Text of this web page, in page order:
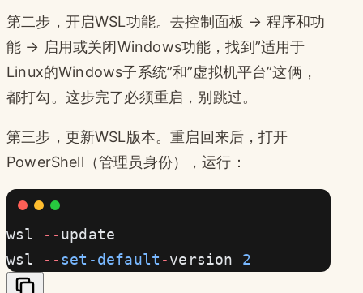
第二步，开启WSL功能。去控制面板 → 程序和功
能 → 启用或关闭Windows功能，找到”适用于
Linux的Windows子系统”和”虚拟机平台”这俩，
都打勾。这步完了必须重启，别跳过。
第三步，更新WSL版本。重启回来后，打开
PowerShell（管理员身份），运行：
wsl --update
wsl
--set-default -version 2